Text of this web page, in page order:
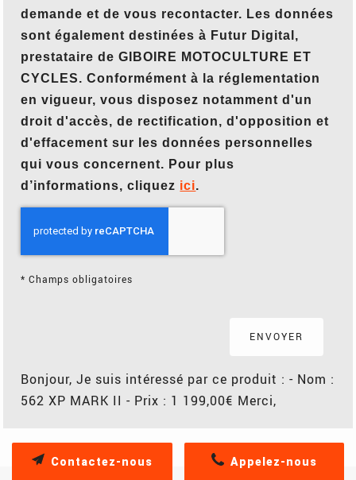
demande et de vous recontacter. Les données
sont également destinées à Futur Digital,
prestataire de GIBOIRE MOTOCULTURE ET
CYCLES. Conformément à la réglementation
en vigueur, vous disposez notamment d'un
droit d'accès, de rectification, d'opposition et
d'effacement sur les données personnelles
qui vous concernent. Pour plus
d’informations, cliquez ici.
*Champs obligatoires
Bonjour, Je suis intéressé par ce produit : - Nom :
562 XP MARK II - Prix : 1 199,00€ Merci,
Appelez-nous
Contactez-nous